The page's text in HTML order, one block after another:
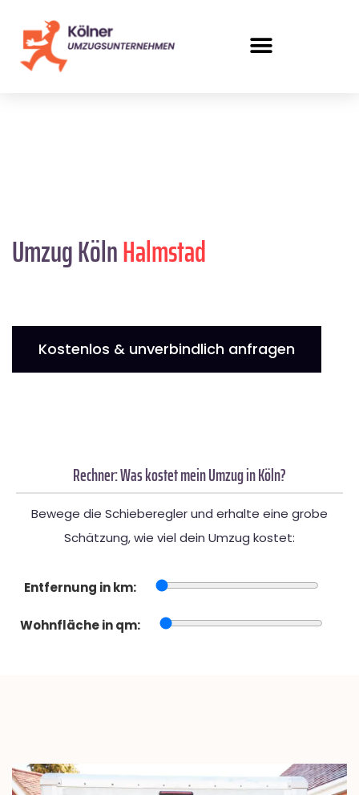
Umzug KölnHalmstad
Kostenlos & unverbindlich anfragen
Rechner: Was kostet mein Umzug in Köln?
Bewege die Schieberegler und erhalte eine grobe
Schätzung, wie viel dein Umzug kostet:
Entfernung in km:
Wohnfläche in qm: